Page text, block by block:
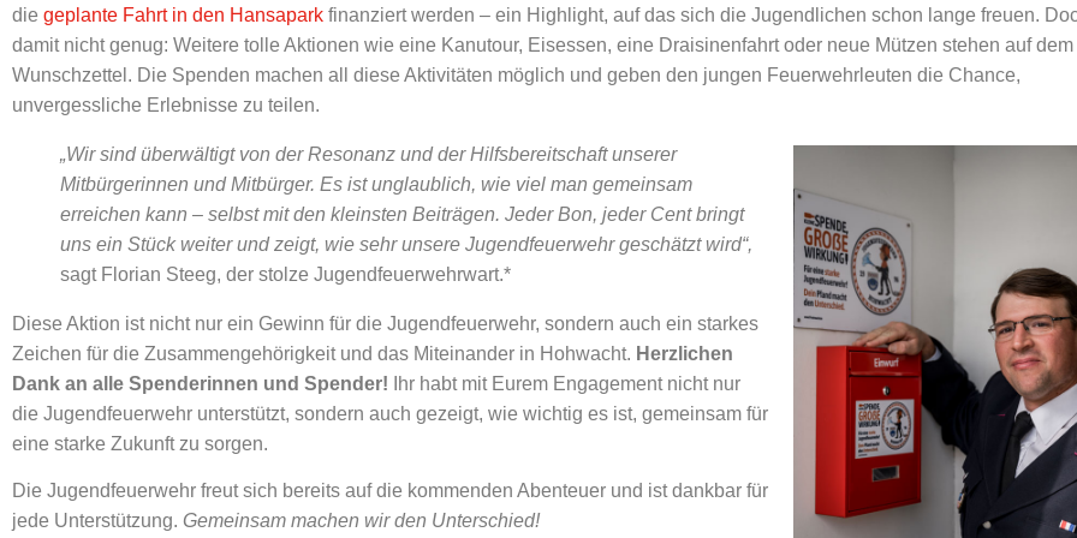
die geplante Fahrt in den Hansapark finanziert werden – ein Highlight, auf das sich die Jugendlichen schon lange freuen.
damit nicht genug: Weitere tolle Aktionen wie eine Kanutour, Eisessen, eine Draisinenfahrt oder neue Mützen stehen auf dem
Wunschzettel. Die Spenden machen all diese Aktivitäten möglich und geben den jungen Feuerwehrleuten die Chance,
unvergessliche Erlebnisse zu teilen.
„Wir sind überwältigt von der Resonanz und der Hilfsbereitschaft unserer
Mitbürgerinnen und Mitbürger. Es ist unglaublich, wie viel man gemeinsam
erreichen kann – selbst mit den kleinsten Beiträgen. Jeder Bon, jeder Cent bringt
uns ein Stück weiter und zeigt, wie sehr unsere Jugendfeuerwehr geschätzt wird“,
sagt Florian Steeg, der stolze Jugendfeuerwehrwart.*
Diese Aktion ist nicht nur ein Gewinn für die Jugendfeuerwehr, sondern auch ein starkes
Zeichen für die Zusammengehörigkeit und das Miteinander in Hohwacht. Herzlichen
Dank an alle Spenderinnen und Spender! Ihr habt mit Eurem Engagement nicht nur
die Jugendfeuerwehr unterstützt, sondern auch gezeigt, wie wichtig es ist, gemeinsam für
eine starke Zukunft zu sorgen.
Die Jugendfeuerwehr freut sich bereits auf die kommenden Abenteuer und ist dankbar für
jede Unterstützung. Gemeinsam machen wir den Unterschied!